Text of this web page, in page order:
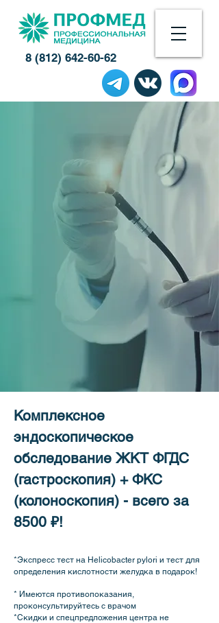
8 (812) 642-60-62
Комплексное
эндоскопическое
обследование ЖКТ ФГДС
(гастроскопия) + ФКС
(колоноскопия) - всего за
8500 ₽!
*Экспресс тест на Helicobacter pylori и тест для
определения кислотности желудка в подарок!
​* Имеются противопоказания,
проконсультируйтесь с врачом
*​Скидки и спецпредложения центра не